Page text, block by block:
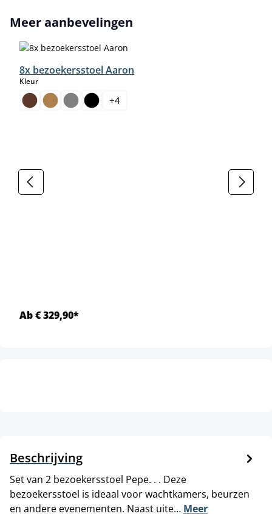
Productgalerij overslaan
Meer aanbevelingen
8x bezoekersstoel Aaron
Kleurselect
+4
Ab € 329,90*
Beschrijving
Set van 2 bezoekersstoel Pepe. . . Deze
bezoekersstoel is ideaal voor wachtkamers, beurzen
en andere evenementen. Naast uite… Meer